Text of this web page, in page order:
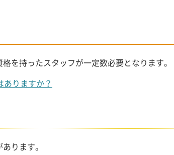
を持ったスタッフが一定数必要となります。
ありますか？
ります。